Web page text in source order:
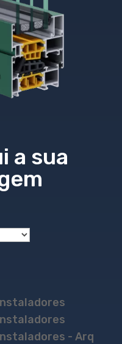
a sua
- Arq